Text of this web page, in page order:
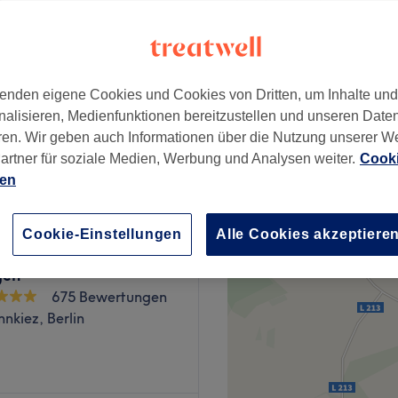
ab 45 €
dir ein vielfältiges
- Vietnamesische
675 Bewertungen
Berlin
eigene Cookies und Cookies von Dritten, um Inhalte
Medienfunktionen bereitzustellen und unseren
Wir geben auch Informationen über die Nutzung unserer
für soziale Medien, Werbung und Analysen weiter.
Cookie-Einstellungen Alle Cookies akzeptieren